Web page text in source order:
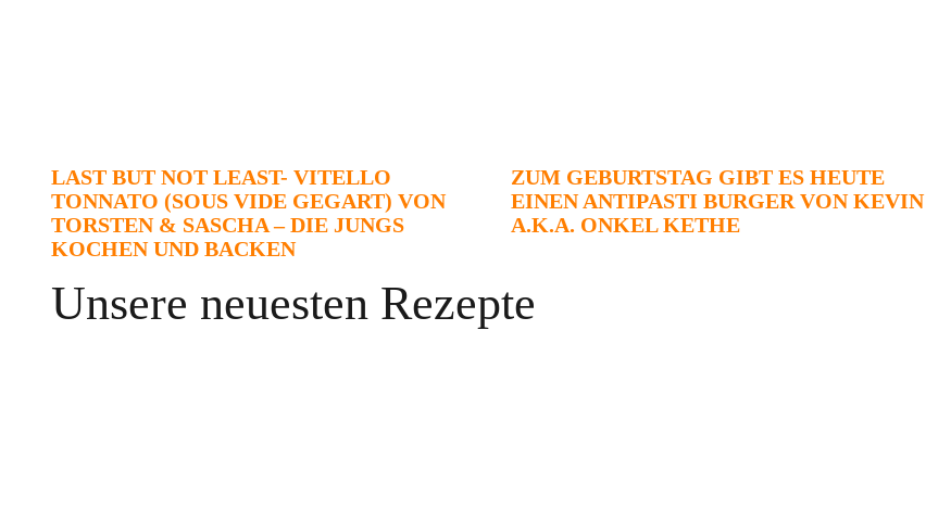
LAST BUT NOT LEAST- VITELLO
TONNATO (SOUS VIDE GEGART) VON
TORSTEN & SASCHA – DIE JUNGS
KOCHEN UND BACKEN
ZUM GEBURTSTAG GIBT ES HEUTE
EINEN ANTIPASTI BURGER VON KEVIN
A.K.A. ONKEL KETHE
Unsere neuesten Rezepte